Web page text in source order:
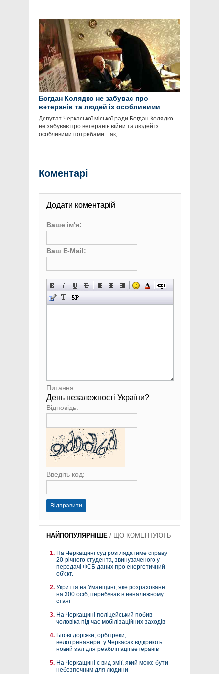
Богдан Колядко не забуває про
ветеранів та людей із особливими
потребами
Депутат Черкаської міської ради Богдан Колядко
не забуває про ветеранів війни та людей із
особливими потребами. Так,
Коментарі
Додати коментарій
Ваше ім'я:
Ваш E-Mail:
Питання:
День незалежності України?
Відповідь:
Введіть код:
Відправити
НАЙПОПУЛЯРНІШЕ / ЩО КОМЕНТУЮТЬ
На Черкащині суд розглядатиме справу
20-річного студента, звинуваченого у
передачі ФСБ даних про енергетичний
об'єкт.
Укриття на Уманщині, яке розраховане
на 300 осіб, перебуває в неналежному
стані
На Черкащині поліцейський побив
чоловіка під час мобілізаційних заходів
Бігові доріжки, орбітреки,
велотренажери: у Черкасах відкриють
новий зал для реабілітації ветеранів
На Черкащині є вид змії, який може бути
небезпечним для людини